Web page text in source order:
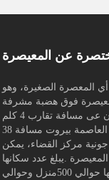
عن المعيصرة
المعصرة الصغيرة، وهو
فوق هضبة مشرفة
عى البحر تقع المعيصرة في قضاء كسروان عى مسافة تقارب 4 كلم
تقريباً من بلدة العقيبة الساحلية ,وتبعد عن العاصمة بيروت مسافة 38
كما تبعد 20 كلم عن جونية مركز القضاء، يمكن
.يبلغ عدد سكانها
الحالي حوالي 4000 نسمة وعدد البيوت فيها حوالي 500منزل وحوالي